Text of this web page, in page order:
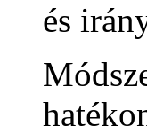
és